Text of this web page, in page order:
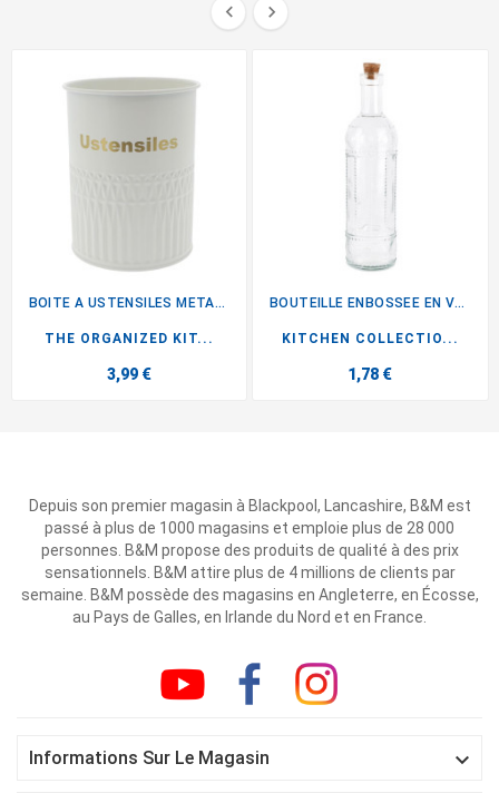
 
BOITE A USTENSILES METAL &...
THE ORGANIZED KIT...
3,99 €
BOUTEILLE ENBOSSEE EN VERRE
KITCHEN COLLECTIO...
1,78 €
Depuis son premier magasin à Blackpool, Lancashire, B&M est
passé à plus de 1000 magasins et emploie plus de 28 000
personnes. B&M propose des produits de qualité à des prix
sensationnels. B&M attire plus de 4 millions de clients par
semaine. B&M possède des magasins en Angleterre, en Écosse,
au Pays de Galles, en Irlande du Nord et en France.
Informations Sur Le Magasin 